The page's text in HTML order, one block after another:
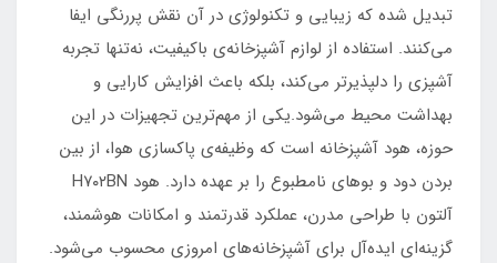
تبدیل شده که زیبایی و تکنولوژی در آن نقش پررنگی ایفا
می‌کنند. استفاده از لوازم آشپزخانه‌ی باکیفیت، نه‌تنها تجربه
آشپزی را دلپذیرتر می‌کند، بلکه باعث افزایش کارایی و
بهداشت محیط می‌شود.یکی از مهم‌ترین تجهیزات در این
حوزه، هود آشپزخانه است که وظیفه‌ی پاکسازی هوا، از بین
بردن دود و بوهای نامطبوع را بر عهده دارد. هود H۷۰۲BN
آلتون با طراحی مدرن، عملکرد قدرتمند و امکانات هوشمند،
گزینه‌ای ایده‌آل برای آشپزخانه‌های امروزی محسوب می‌شود.